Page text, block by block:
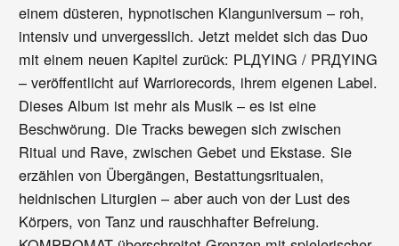
einem düsteren, hypnotischen Klanguniversum – roh,
intensiv und unvergesslich. Jetzt meldet sich das Duo
mit einem neuen Kapitel zurück: PLДYING / PRДYING
– veröffentlicht auf Warriorecords, ihrem eigenen Label.
Dieses Album ist mehr als Musik – es ist eine
Beschwörung. Die Tracks bewegen sich zwischen
Ritual und Rave, zwischen Gebet und Ekstase. Sie
erzählen von Übergängen, Bestattungsritualen,
heidnischen Liturgien – aber auch von der Lust des
Körpers, von Tanz und rauschhafter Befreiung.